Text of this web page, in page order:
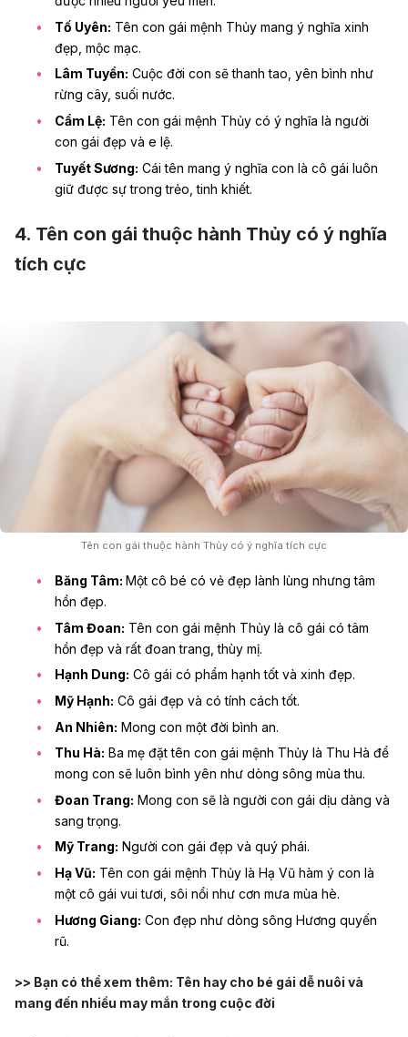
Tố Uyên: Tên con gái mệnh Thủy mang ý nghĩa xinh
đẹp, mộc mạc.
Lâm Tuyền: Cuộc đời con sẽ thanh tao, yên bình như
rừng cây, suối nước.
Cẩm Lệ: Tên con gái mệnh Thủy có ý nghĩa là người
con gái đẹp và e lệ.
Tuyết Sương: Cái tên mang ý nghĩa con là cô gái luôn
giữ được sự trong trẻo, tinh khiết.
4. Tên con gái thuộc hành Thủy có ý nghĩa
tích cực
Tên con gái thuộc hành Thủy có ý nghĩa tích cực
Băng Tâm: Một cô bé có vẻ đẹp lành lùng nhưng tâm
hồn đẹp.
Tâm Đoan: Tên con gái mệnh Thủy là cô gái có tâm
hồn đẹp và rất đoan trang, thùy mị.
Hạnh Dung: Cô gái có phẩm hạnh tốt và xinh đẹp.
Mỹ Hạnh: Cô gái đẹp và có tính cách tốt.
An Nhiên: Mong con một đời bình an.
Thu Hà: Ba mẹ đặt tên con gái mệnh Thủy là Thu Hà để
mong con sẽ luôn bình yên như dòng sông mùa thu.
Đoan Trang: Mong con sẽ là người con gái dịu dàng và
sang trọng.
Mỹ Trang: Người con gái đẹp và quý phái.
Hạ Vũ: Tên con gái mệnh Thủy là Hạ Vũ hàm ý con là
một cô gái vui tươi, sôi nổi như cơn mưa mùa hè.
Hương Giang: Con đẹp như dòng sông Hương quyến
rũ.
>> Bạn có thể xem thêm: Tên hay cho bé gái dễ nuôi và
mang đến nhiều may mắn trong cuộc đời